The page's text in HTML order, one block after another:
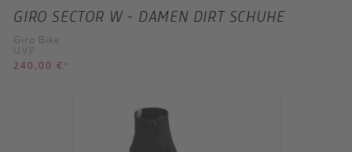
GIRO SECTOR W - DAMEN DIRT SCHUHE
Giro Bike
UVP
240,00 € *